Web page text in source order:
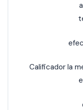
Calificador la